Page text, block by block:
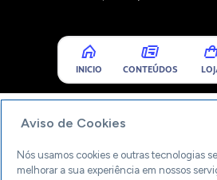
INICIO CONTEÚDOS
Aviso de Cookies
Nós usamos cookies e outras tecnologias
melhorar a sua experiência em nossos